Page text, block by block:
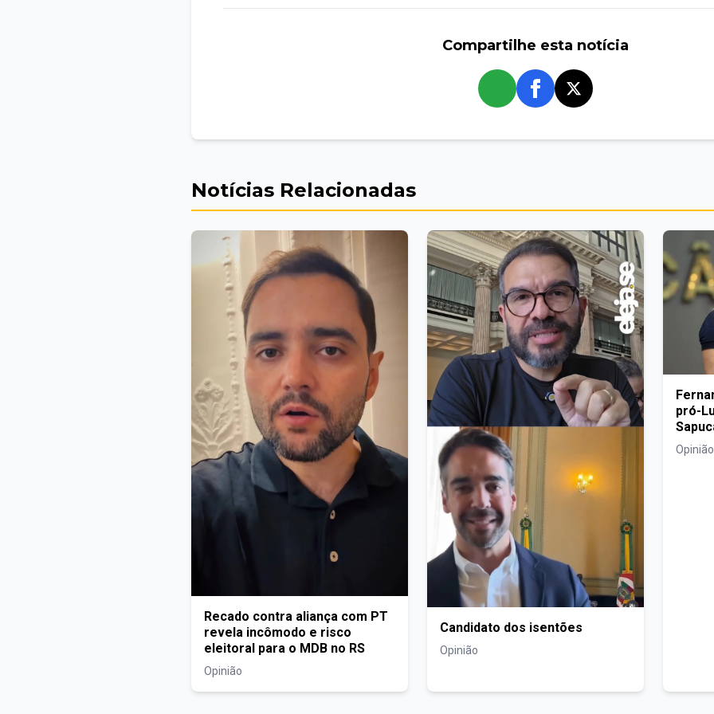
Compartilhe esta notícia
whatsapp
Notícias Relacionadas
Recado contra aliança com PT
revela incômodo e risco
eleitoral para o MDB no RS
Opinião
Candidato dos isentões
Opinião
pró-
com
Opinião